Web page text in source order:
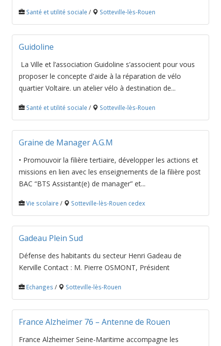
Santé et utilité sociale / Sotteville-lès-Rouen
Guidoline
La Ville et l’association Guidoline s’associent pour vous
proposer le concepte d'aide à la réparation de vélo
quartier Voltaire. un atelier vélo à destination de...
Santé et utilité sociale / Sotteville-lès-Rouen
Graine de Manager A.G.M
• Promouvoir la filière tertiaire, développer les actions et
missions en lien avec les enseignements de la filière post
BAC “BTS Assistant(e) de manager” et...
Vie scolaire / Sotteville-lès-Rouen cedex
Gadeau Plein Sud
Défense des habitants du secteur Henri Gadeau de
Kerville Contact : M. Pierre OSMONT, Président
Echanges / Sotteville-lès-Rouen
France Alzheimer 76 – Antenne de Rouen
France Alzheimer Seine-Maritime accompagne les